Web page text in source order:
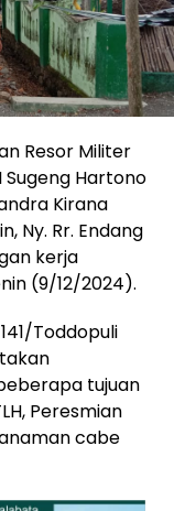
Resor Militer
Sugeng Hartono
Kirana
Ny. Rr. Endang
kerja
(9/12/2024).
Toddopuli
tujuan
Peresmian
cabe